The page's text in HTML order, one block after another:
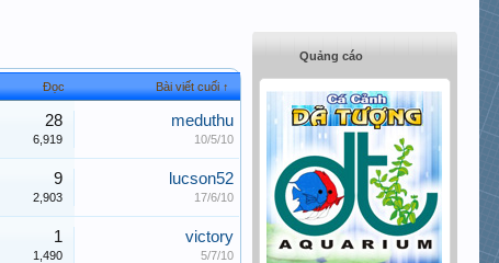
Đọc Bài viết cuối ↑
28
6,919
meduthu
10/5/10
9
2,903
lucson52
17/6/10
1
1,490
victory
5/7/10
Quảng cáo